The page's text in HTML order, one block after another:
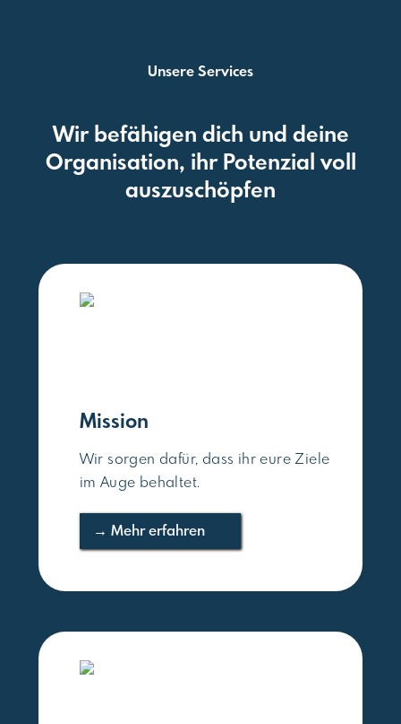
Unsere Services
Wir befähigen dich und deine
Organisation, ihr Potenzial voll
auszuschöpfen
Mission
Wir sorgen dafür, dass ihr eure Ziele
im Auge behaltet.
→ Mehr erfahren